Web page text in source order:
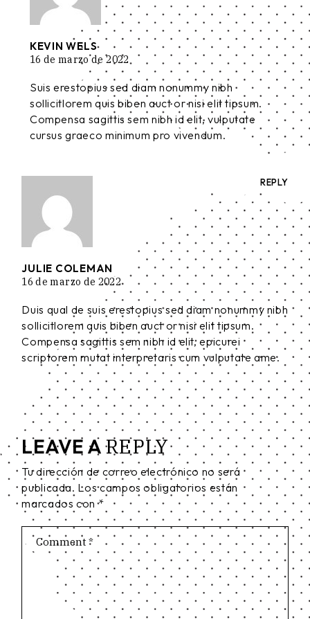
KEVIN WELS
16 de marzo de 2022
Suis erestopius sed diam nonummy nibh
sollicitlorem quis biben auct or nisi elit tipsum.
Compensa sagittis sem nibh id elit, vulputate
cursus graeco minimum pro vivendum.
JULIE COLEMAN
16 de marzo de 2022
Duis qual de suis erestopius sed diam nonummy nibh
sollicitlorem quis biben auct or nisi elit tipsum.
Compensa sagittis sem nibh id elit, epicurei
scriptorem mutat interpretaris cum vulputate ame.
REPLY
LEAVE AREPLY
Tu dirección de correo electrónico no será
publicada. Los campos obligatorios están
marcados con*